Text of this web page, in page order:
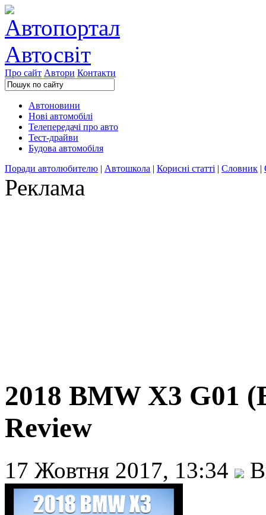
Про сайт Автори Контакти
Автоновини
Нові автомобілі
Телепередачі про авто
Тест-драйви
Будова автомобіля
Поради автолюбителю | Автошкола | Корисні статті | Словник |
Реклама
2018 BMW X3 G01
Review
17 Жовтня 2017, 13:34